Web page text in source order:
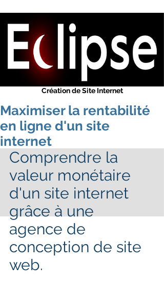
Création de Site Web
Conception Web
Création de Site Internet
Eclipse -WEB
Concepteur de sites web
Solution Internet
Référenceur Web Google
Maximiser la rentabilité
en ligne d'un site
internet
Comprendre la
valeur monétaire
d'un site internet
grâce à une
agence de
conception de site
web.